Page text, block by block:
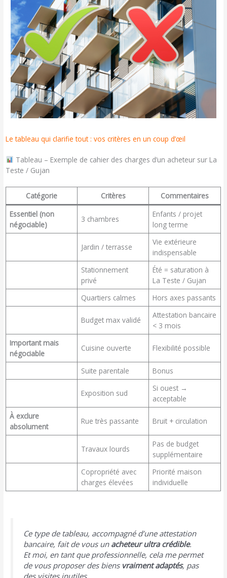
Le tableau qui clarifie tout : vos critères en un coup d’œil
Tableau – Exemple de cahier des charges d’un acheteur sur La
Teste / Gujan
Catégorie Critères
Commentaires
Essentiel (non
négociable)
3 chambres
Enfants / projet
long terme
Jardin / terrasse
Vie extérieure
indispensable
Stationnement
privé
Été = saturation à
La Teste / Gujan
Quartiers calmes
Hors axes passants
Budget max validé
Attestation bancaire
< 3 mois
Important mais
négociable
Cuisine ouverte Flexibilité possible
Suite parentale Bonus
Exposition sud
Si ouest →
acceptable
À exclure
absolument
Rue très passante Bruit + circulation
Travaux lourds
Pas de budget
supplémentaire
Copropriété avec
charges élevées
Priorité maison
individuelle
Ce type de tableau, accompagné d’une attestation
bancaire, fait de vous un acheteur ultra crédible.
Et moi, en tant que professionnelle, cela me permet
de vous proposer des biens vraiment adaptés, pas
des visites inutiles.